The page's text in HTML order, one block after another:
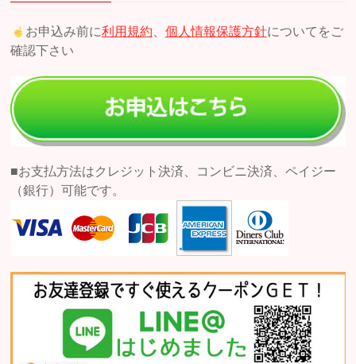
お申込み前に利用規約 個人情報保護方針についてをご
確認下さい
■お支払方法はクレジット決済、コンビニ決済、ペイジー
（銀行）可能です。